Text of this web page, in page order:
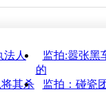
法人
监拍:嚣张黑
的
其杀
监拍：碰瓷